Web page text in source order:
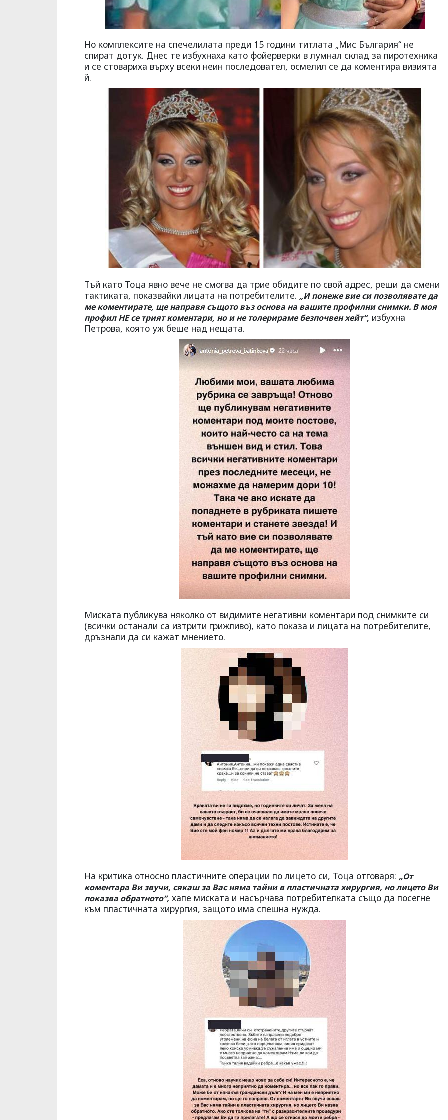
Но комплексите на спечелилата преди 15 години титлата „Мис България“ не
спират дотук. Днес те избухнаха като фойерверки в лумнал склад за пиротехника
и се стовариха върху всеки неин последовател, осмелил се да коментира визията
й.
Тъй като Тоца явно вече не смогва да трие обидите по свой адрес, реши да смени
тактиката, показвайки лицата на потребителите. „И понеже вие си позволявате да
ме коментирате, ще направя същото въз основа на вашите профилни снимки. В моя
профил НЕ се трият коментари, но и не толерираме безпочвен хейт“, избухна
Петрова, която уж беше над нещата.
Миската публикува няколко от видимите негативни коментари под снимките си
(всички останали са изтрити грижливо), като показа и лицата на потребителите,
дръзнали да си кажат мнението.
На критика относно пластичните операции по лицето си, Тоца отговаря: „От
коментара Ви звучи, сякаш за Вас няма тайни в пластичната хирургия, но лицето Ви
показва обратното“, хапе миската и насърчава потребителката също да посегне
към пластичната хирургия, защото има спешна нужда.